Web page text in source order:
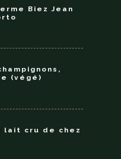
Biez Jean
(végé)
lait cru de chez